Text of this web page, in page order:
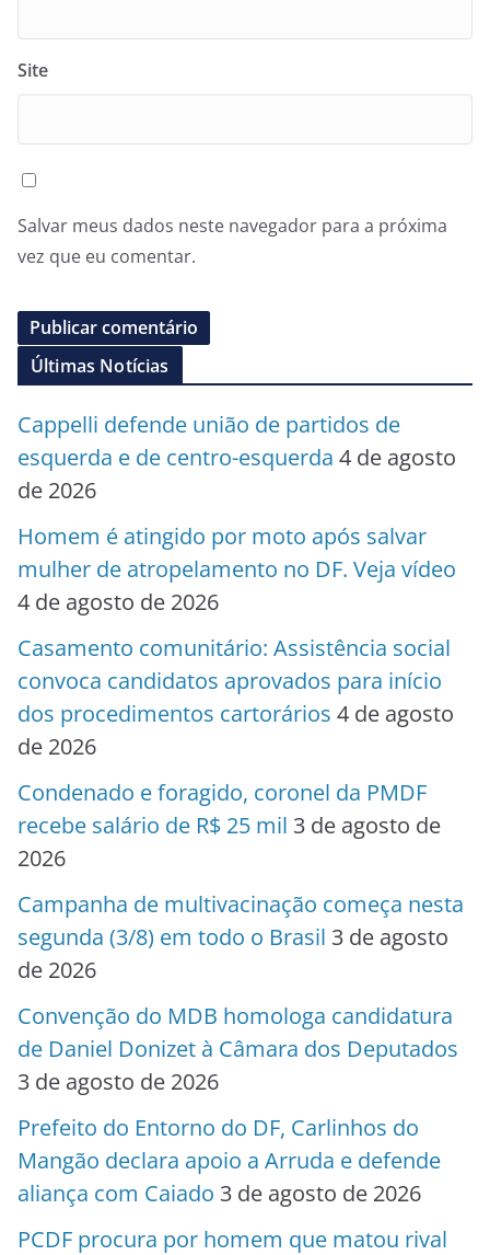
Site
Salvar meus dados neste navegador para a próxima
vez que eu comentar.
Últimas Notícias
Cappelli defende união de partidos de
esquerda e de centro-esquerda 4 de agosto
de 2026
Homem é atingido por moto após salvar
mulher de atropelamento no DF. Veja vídeo
4 de agosto de 2026
Casamento comunitário: Assistência social
convoca candidatos aprovados para início
dos procedimentos cartorários 4 de agosto
de 2026
Condenado e foragido, coronel da PMDF
recebe salário de R$ 25 mil 3 de agosto de
2026
Campanha de multivacinação começa nesta
segunda (3/8) em todo o Brasil 3 de agosto
de 2026
Convenção do MDB homologa candidatura
de Daniel Donizet à Câmara dos Deputados
3 de agosto de 2026
Prefeito do Entorno do DF, Carlinhos do
Mangão declara apoio a Arruda e defende
aliança com Caiado 3 de agosto de 2026
PCDF procura por homem que matou rival